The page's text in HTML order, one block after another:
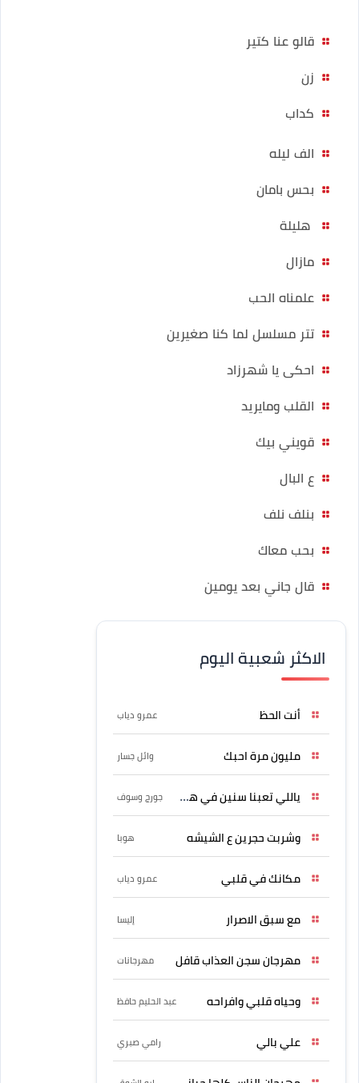
قالو عنا كتير
زن
كداب
الف ليله
بحس بامان
هليلة
مازال
علمناه الحب
تتر مسلسل لما كنا صغيرين
احكى يا شهرزاد
القلب ومايريد
قويني بيك
ع البال
بنلف نلف
بحب معاك
قال جاني بعد يومين
الاكثر شعبية اليوم
أنت الحظ عمرو دياب
مليون مرة احبك وائل جسار
ياللي تعبنا سنين في هواه جورج وسوف
وشربت حجرين ع الشيشه هوبا
مكانك في قلبي عمرو دياب
مع سبق الاصرار إليسا
مهرجان سجن العذاب قافل مهرجانات
وحياه قلبي وافراحه عبد الحليم حافظ
علي بالي رامي صبري